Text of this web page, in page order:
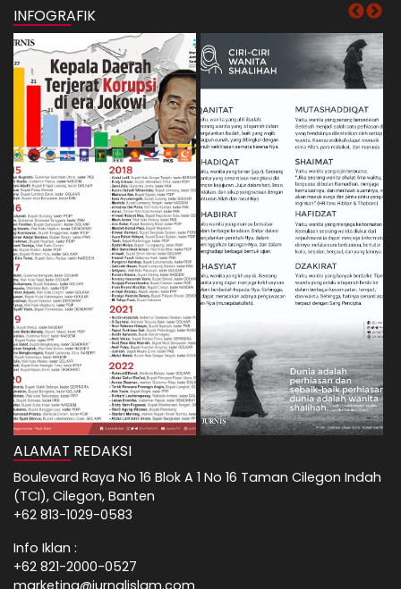
INFOGRAFIK
ALAMAT REDAKSI
Boulevard Raya No 16 Blok A 1 No 16 Taman Cilegon Indah
(TCI), Cilegon, Banten
+62 813-1029-0583
Info Iklan :
+62 821-2000-0527
marketing@jurnalislam.com